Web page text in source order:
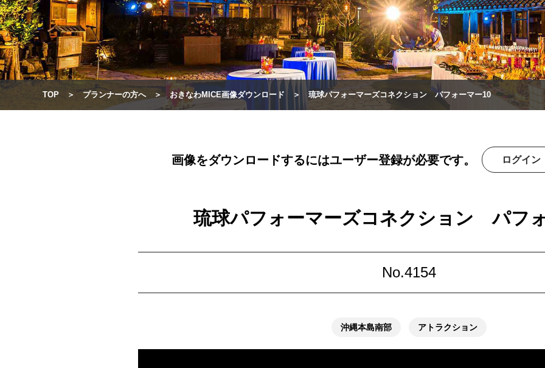
TOP プランナーの方へ おきなわMICE画像ダウンロード 琉球パフォーマーズコネクション パフォーマー10
画像をダウンロードするにはユーザー登録が必要です。 ログイン
琉球パフォーマーズコネクション パフ
No.4154
沖縄本島南部 アトラクション